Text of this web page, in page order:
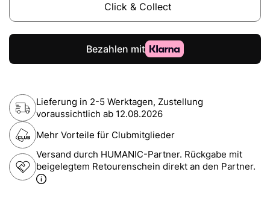
Click & Collect
Lieferung in 2-5 Werktagen, Zustellung
voraussichtlich ab 12.08.2026
Mehr Vorteile für Clubmitglieder
Versand durch HUMANIC-Partner. Rückgabe mit
beigelegtem Retourenschein direkt an den Partner.